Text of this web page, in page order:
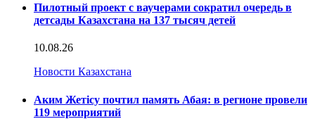
Пилотный проект с ваучерами сократил очередь в
детсады Казахстана на 137 тысяч детей
10.08.26
Новости Казахстана
Аким Жетісу почтил память Абая: в регионе провели
119 мероприятий